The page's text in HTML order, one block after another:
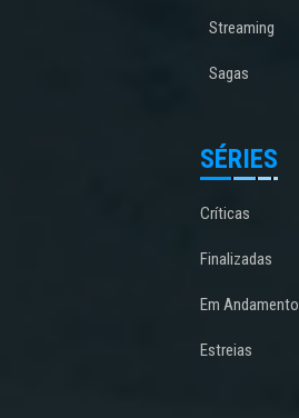
Streaming
Sagas
SÉRIES
Críticas
Finalizadas
Em Andamento
Estreias